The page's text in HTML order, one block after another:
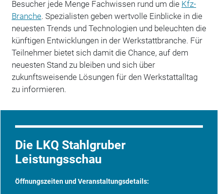
Besucher jede Menge Fachwissen rund um die Kfz-
Branche. Spezialisten geben wertvolle Einblicke in die
neuesten Trends und Technologien und beleuchten die
künftigen Entwicklungen in der Werkstattbranche. Für
Teilnehmer bietet sich damit die Chance, auf dem
neuesten Stand zu bleiben und sich über
zukunftsweisende Lösungen für den Werkstattalltag
zu informieren.
Die LKQ Stahlgruber
Leistungsschau
Öffnungszeiten und Veranstaltungsdetails: